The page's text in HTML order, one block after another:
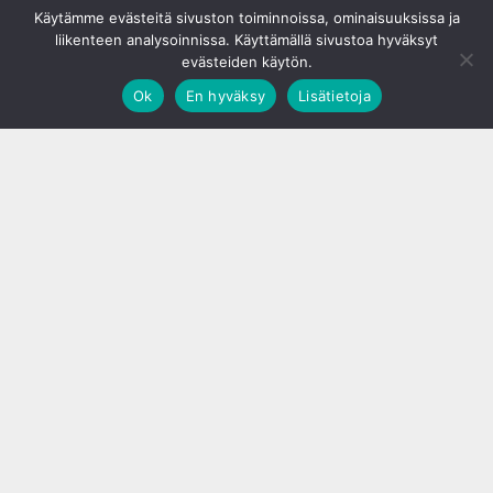
Käytämme evästeitä sivuston toiminnoissa, ominaisuuksissa ja
liikenteen analysoinnissa. Käyttämällä sivustoa hyväksyt
evästeiden käytön.
Ok
En hyväksy Lisätietoja